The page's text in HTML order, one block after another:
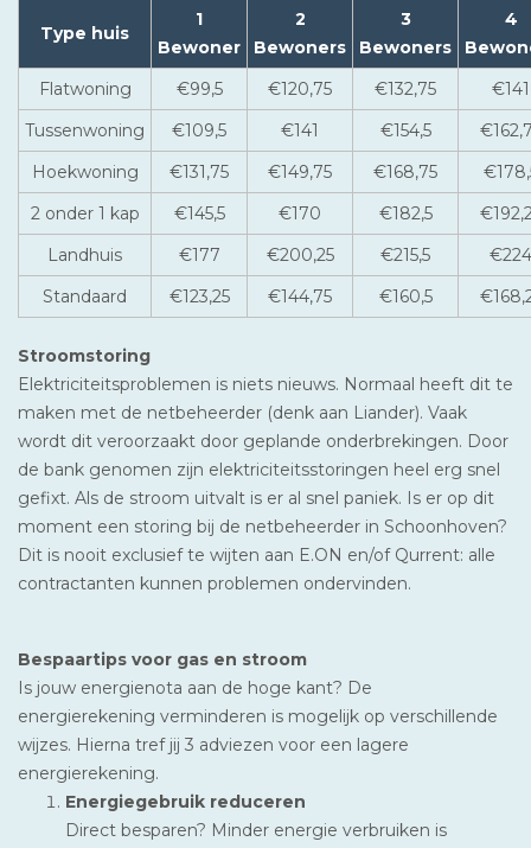
Type huis
1
Bewoner
2
Bewoners
3
Bewoners
4
Flatwoning
€99,5 €120,75 €132,75
€141
Tussenwoning
€109,5 €141 €154,5
Hoekwoning
€131,75 €149,75 €168,75
2 onder 1 kap
€145,5 €170 €182,5
Landhuis
€177 €200,25 €215,5
€224
Standaard
€123,25 €144,75 €160,5
Stroomstoring
Elektriciteitsproblemen is niets nieuws. Normaal heeft dit te
maken met de netbeheerder (denk aan Liander). Vaak
wordt dit veroorzaakt door geplande onderbrekingen. Door
de bank genomen zijn elektriciteitsstoringen heel erg snel
gefixt. Als de stroom uitvalt is er al snel paniek. Is er op dit
moment een storing bij de netbeheerder in Schoonhoven?
Dit is nooit exclusief te wijten aan E.ON en/of Qurrent: alle
contractanten kunnen problemen ondervinden.
Bespaartips voor gas en stroom
Is jouw energienota aan de hoge kant? De
energierekening verminderen is mogelijk op verschillende
wijzes. Hierna tref jij 3 adviezen voor een lagere
energierekening.
Energiegebruik reduceren
Direct besparen? Minder energie verbruiken is